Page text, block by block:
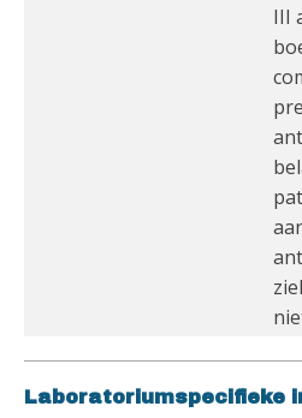
III
Laboratoriumspecifieke